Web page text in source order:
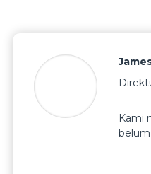
mendapat support yang
menggunakan VSMS
Budiarto
Utama